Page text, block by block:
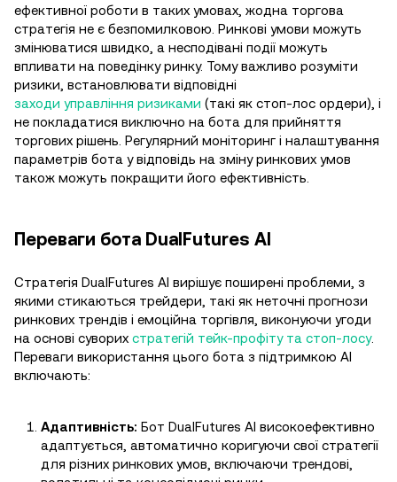
ефективної роботи в таких умовах, жодна торгова
стратегія не є безпомилковою. Ринкові умови можуть
змінюватися швидко, а несподівані події можуть
впливати на поведінку ринку. Тому важливо розуміти
ризики, встановлювати відповідні
заходи управління ризиками (такі як стоп-лос ордери), і
не покладатися виключно на бота для прийняття
торгових рішень. Регулярний моніторинг і налаштування
параметрів бота у відповідь на зміну ринкових умов
також можуть покращити його ефективність.
Переваги бота DualFutures AI
Стратегія DualFutures AI вирішує поширені проблеми, з
якими стикаються трейдери, такі як неточні прогнози
ринкових трендів і емоційна торгівля, виконуючи угоди
на основі суворих стратегій тейк-профіту та стоп-лосу.
Переваги використання цього бота з підтримкою AI
включають:
Адаптивність: Бот DualFutures AI високоефективно
адаптується, автоматично коригуючи свої стратегії
для різних ринкових умов, включаючи трендові,